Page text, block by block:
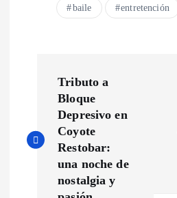
baile entretención
v
Tributo a
Bloque
Depresivo en
Coyote
Restobar:
una noche de
nostalgia y